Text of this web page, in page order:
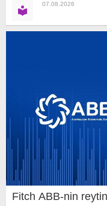
07.08.2026
Fitch ABB-nin